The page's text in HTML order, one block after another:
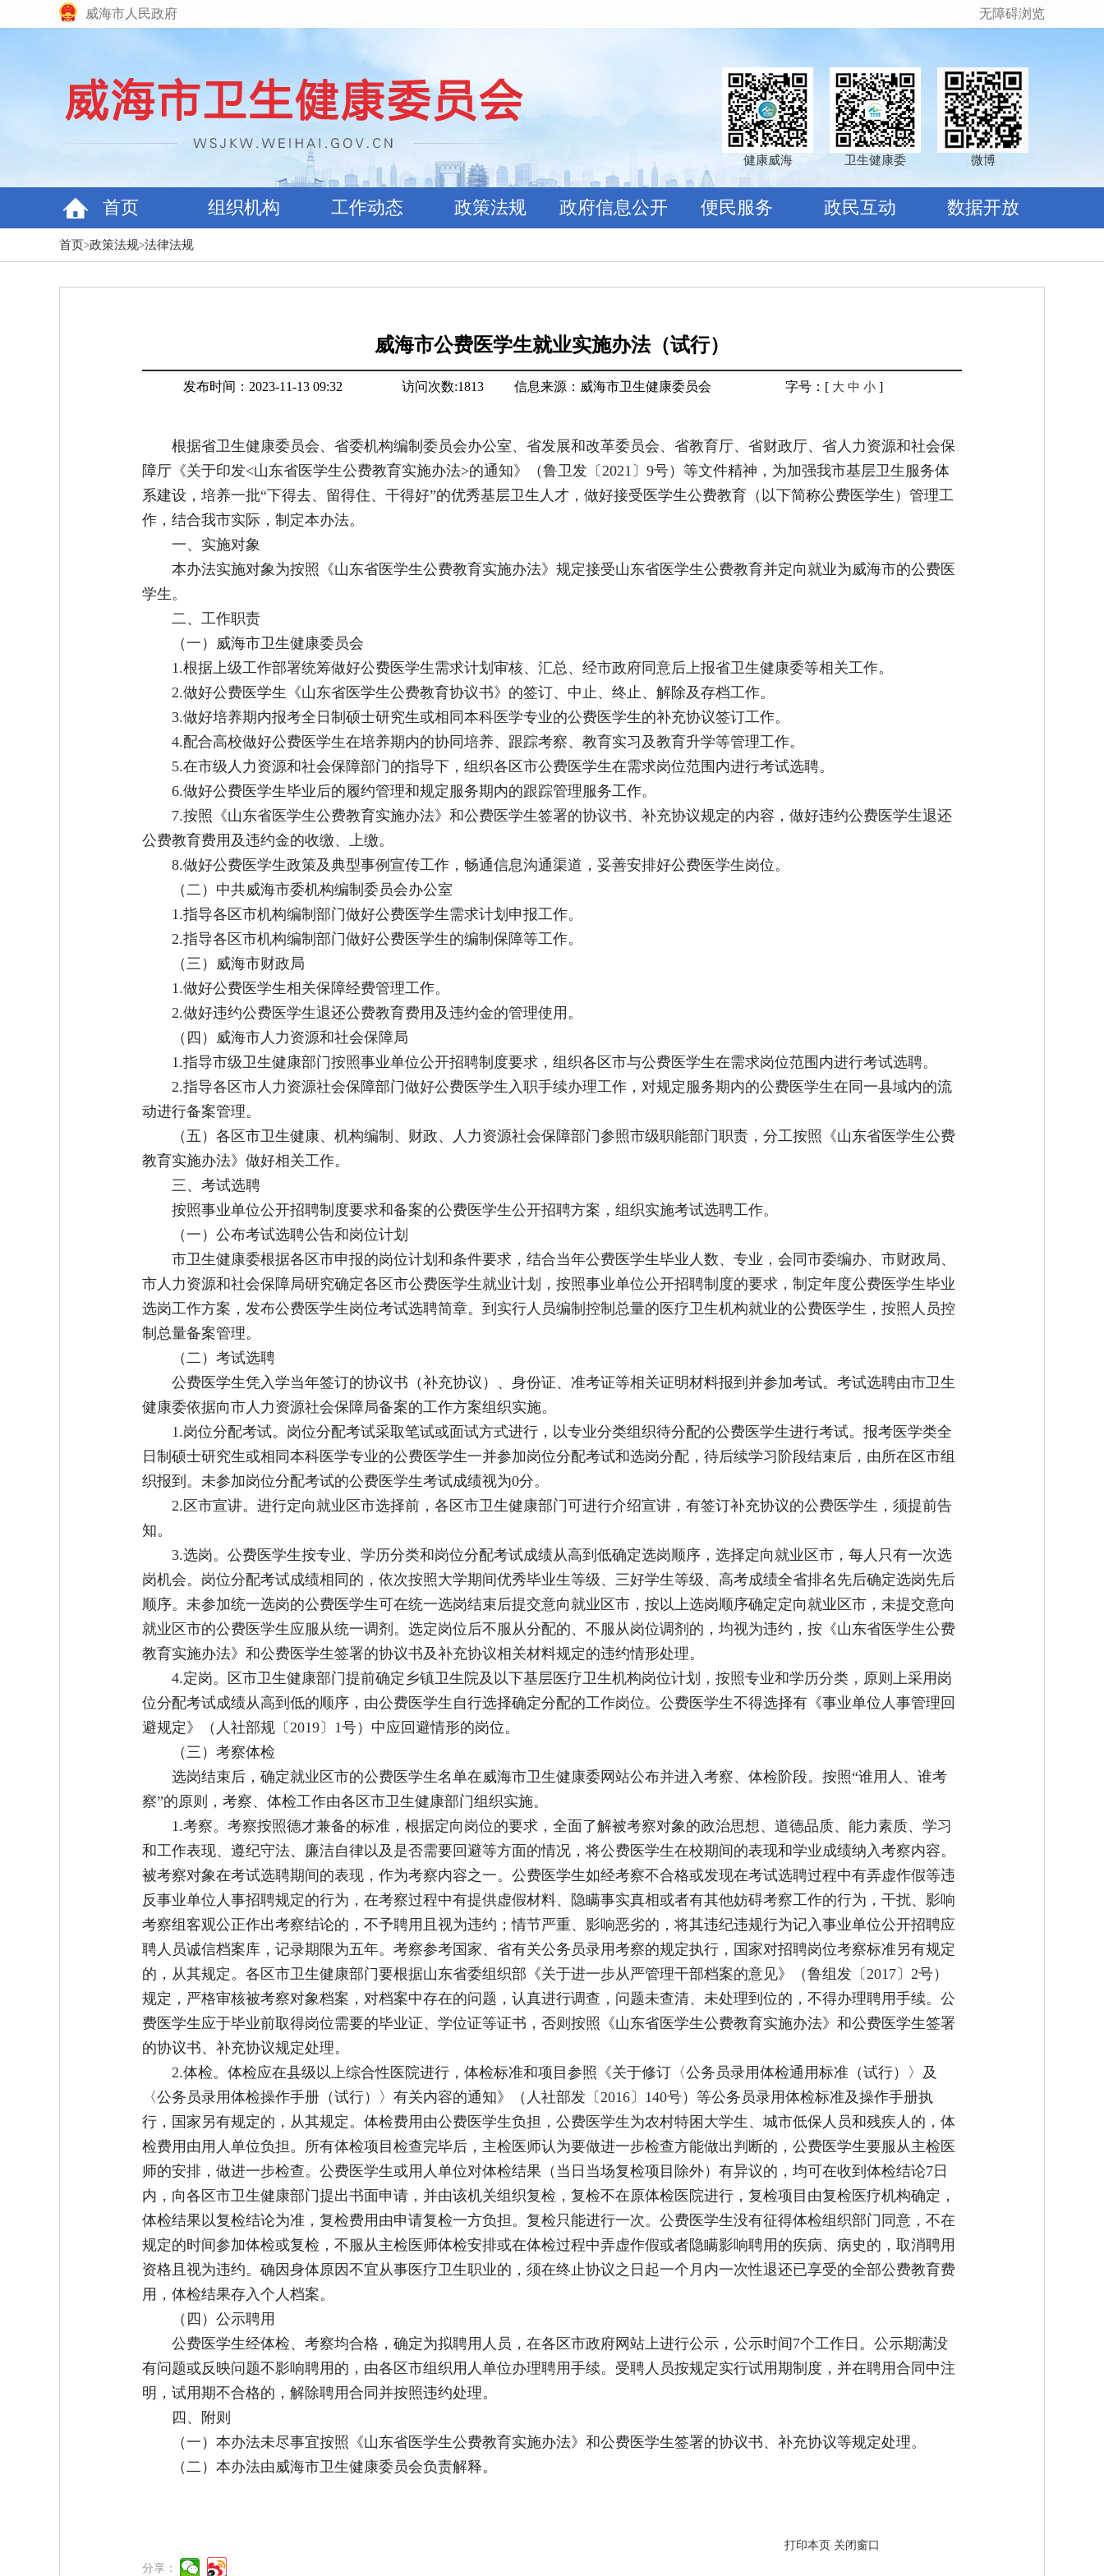
威海市人民政府 无障碍浏览
微博
卫生健康委
健康威海
首页 组织机构 工作动态 政策法规 政府信息公开 便民服务 政民互动 数据开放
首页>政策法规>法律法规
威海市公费医学生就业实施办法（试行）
发布时间：2023-11-13 09:32 访问次数:1813 信息来源： 威海市卫生健康委员会 字号：[ 大 中 小 ]
根据省卫生健康委员会、省委机构编制委员会办公室、省发展和改革委员会、省教育厅、省财政厅、省人力资源和社会保
障厅《关于印发<山东省医学生公费教育实施办法>的通知》（鲁卫发〔2021〕9号）等文件精神，为加强我市基层卫生服务体
系建设，培养一批“下得去、留得住、干得好”的优秀基层卫生人才，做好接受医学生公费教育（以下简称公费医学生）管理工
作，结合我市实际，制定本办法。
一、实施对象
本办法实施对象为按照《山东省医学生公费教育实施办法》规定接受山东省医学生公费教育并定向就业为威海市的公费医
学生。
二、工作职责
（一）威海市卫生健康委员会
1.根据上级工作部署统筹做好公费医学生需求计划审核、汇总、经市政府同意后上报省卫生健康委等相关工作。
2.做好公费医学生《山东省医学生公费教育协议书》的签订、中止、终止、解除及存档工作。
3.做好培养期内报考全日制硕士研究生或相同本科医学专业的公费医学生的补充协议签订工作。
4.配合高校做好公费医学生在培养期内的协同培养、跟踪考察、教育实习及教育升学等管理工作。
5.在市级人力资源和社会保障部门的指导下，组织各区市公费医学生在需求岗位范围内进行考试选聘。
6.做好公费医学生毕业后的履约管理和规定服务期内的跟踪管理服务工作。
7.按照《山东省医学生公费教育实施办法》和公费医学生签署的协议书、补充协议规定的内容，做好违约公费医学生退还
公费教育费用及违约金的收缴、上缴。
8.做好公费医学生政策及典型事例宣传工作，畅通信息沟通渠道，妥善安排好公费医学生岗位。
（二）中共威海市委机构编制委员会办公室
1.指导各区市机构编制部门做好公费医学生需求计划申报工作。
2.指导各区市机构编制部门做好公费医学生的编制保障等工作。
（三）威海市财政局
1.做好公费医学生相关保障经费管理工作。
2.做好违约公费医学生退还公费教育费用及违约金的管理使用。
（四）威海市人力资源和社会保障局
1.指导市级卫生健康部门按照事业单位公开招聘制度要求，组织各区市与公费医学生在需求岗位范围内进行考试选聘。
2.指导各区市人力资源社会保障部门做好公费医学生入职手续办理工作，对规定服务期内的公费医学生在同一县域内的流
动进行备案管理。
（五）各区市卫生健康、机构编制、财政、人力资源社会保障部门参照市级职能部门职责，分工按照《山东省医学生公费
教育实施办法》做好相关工作。
三、考试选聘
按照事业单位公开招聘制度要求和备案的公费医学生公开招聘方案，组织实施考试选聘工作。
（一）公布考试选聘公告和岗位计划
市卫生健康委根据各区市申报的岗位计划和条件要求，结合当年公费医学生毕业人数、专业，会同市委编办、市财政局、
市人力资源和社会保障局研究确定各区市公费医学生就业计划，按照事业单位公开招聘制度的要求，制定年度公费医学生毕业
选岗工作方案，发布公费医学生岗位考试选聘简章。到实行人员编制控制总量的医疗卫生机构就业的公费医学生，按照人员控
制总量备案管理。
（二）考试选聘
公费医学生凭入学当年签订的协议书（补充协议）、身份证、准考证等相关证明材料报到并参加考试。考试选聘由市卫生
健康委依据向市人力资源社会保障局备案的工作方案组织实施。
1.岗位分配考试。岗位分配考试采取笔试或面试方式进行，以专业分类组织待分配的公费医学生进行考试。报考医学类全
日制硕士研究生或相同本科医学专业的公费医学生一并参加岗位分配考试和选岗分配，待后续学习阶段结束后，由所在区市组
织报到。未参加岗位分配考试的公费医学生考试成绩视为0分。
2.区市宣讲。进行定向就业区市选择前，各区市卫生健康部门可进行介绍宣讲，有签订补充协议的公费医学生，须提前告
知。
3.选岗。公费医学生按专业、学历分类和岗位分配考试成绩从高到低确定选岗顺序，选择定向就业区市，每人只有一次选
岗机会。岗位分配考试成绩相同的，依次按照大学期间优秀毕业生等级、三好学生等级、高考成绩全省排名先后确定选岗先后
顺序。未参加统一选岗的公费医学生可在统一选岗结束后提交意向就业区市，按以上选岗顺序确定定向就业区市，未提交意向
就业区市的公费医学生应服从统一调剂。选定岗位后不服从分配的、不服从岗位调剂的，均视为违约，按《山东省医学生公费
教育实施办法》和公费医学生签署的协议书及补充协议相关材料规定的违约情形处理。
4.定岗。区市卫生健康部门提前确定乡镇卫生院及以下基层医疗卫生机构岗位计划，按照专业和学历分类，原则上采用岗
位分配考试成绩从高到低的顺序，由公费医学生自行选择确定分配的工作岗位。公费医学生不得选择有《事业单位人事管理回
避规定》（人社部规〔2019〕1号）中应回避情形的岗位。
（三）考察体检
选岗结束后，确定就业区市的公费医学生名单在威海市卫生健康委网站公布并进入考察、体检阶段。按照“谁用人、谁考
察”的原则，考察、体检工作由各区市卫生健康部门组织实施。
1.考察。考察按照德才兼备的标准，根据定向岗位的要求，全面了解被考察对象的政治思想、道德品质、能力素质、学习
和工作表现、遵纪守法、廉洁自律以及是否需要回避等方面的情况，将公费医学生在校期间的表现和学业成绩纳入考察内容。
被考察对象在考试选聘期间的表现，作为考察内容之一。公费医学生如经考察不合格或发现在考试选聘过程中有弄虚作假等违
反事业单位人事招聘规定的行为，在考察过程中有提供虚假材料、隐瞒事实真相或者有其他妨碍考察工作的行为，干扰、影响
考察组客观公正作出考察结论的，不予聘用且视为违约；情节严重、影响恶劣的，将其违纪违规行为记入事业单位公开招聘应
聘人员诚信档案库，记录期限为五年。考察参考国家、省有关公务员录用考察的规定执行，国家对招聘岗位考察标准另有规定
的，从其规定。各区市卫生健康部门要根据山东省委组织部《关于进一步从严管理干部档案的意见》（鲁组发〔2017〕2号）
规定，严格审核被考察对象档案，对档案中存在的问题，认真进行调查，问题未查清、未处理到位的，不得办理聘用手续。公
费医学生应于毕业前取得岗位需要的毕业证、学位证等证书，否则按照《山东省医学生公费教育实施办法》和公费医学生签署
的协议书、补充协议规定处理。
2.体检。体检应在县级以上综合性医院进行，体检标准和项目参照《关于修订〈公务员录用体检通用标准（试行）〉及
〈公务员录用体检操作手册（试行）〉有关内容的通知》（人社部发〔2016〕140号）等公务员录用体检标准及操作手册执
行，国家另有规定的，从其规定。体检费用由公费医学生负担，公费医学生为农村特困大学生、城市低保人员和残疾人的，体
检费用由用人单位负担。所有体检项目检查完毕后，主检医师认为要做进一步检查方能做出判断的，公费医学生要服从主检医
师的安排，做进一步检查。公费医学生或用人单位对体检结果（当日当场复检项目除外）有异议的，均可在收到体检结论7日
内，向各区市卫生健康部门提出书面申请，并由该机关组织复检，复检不在原体检医院进行，复检项目由复检医疗机构确定，
体检结果以复检结论为准，复检费用由申请复检一方负担。复检只能进行一次。公费医学生没有征得体检组织部门同意，不在
规定的时间参加体检或复检，不服从主检医师体检安排或在体检过程中弄虚作假或者隐瞒影响聘用的疾病、病史的，取消聘用
资格且视为违约。确因身体原因不宜从事医疗卫生职业的，须在终止协议之日起一个月内一次性退还已享受的全部公费教育费
用，体检结果存入个人档案。
（四）公示聘用
公费医学生经体检、考察均合格，确定为拟聘用人员，在各区市政府网站上进行公示，公示时间7个工作日。公示期满没
有问题或反映问题不影响聘用的，由各区市组织用人单位办理聘用手续。受聘人员按规定实行试用期制度，并在聘用合同中注
明，试用期不合格的，解除聘用合同并按照违约处理。
四、附则
（一）本办法未尽事宜按照《山东省医学生公费教育实施办法》和公费医学生签署的协议书、补充协议等规定处理。
（二）本办法由威海市卫生健康委员会负责解释。
打印本页 关闭窗口
分享：